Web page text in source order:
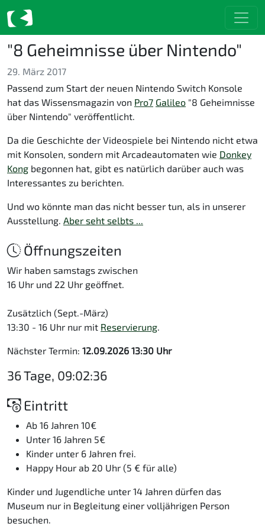
"8 Geheimnisse über Nintendo"
29. März 2017
Passend zum Start der neuen Nintendo Switch Konsole
hat das Wissensmagazin von Pro7 Galileo "8 Geheimnisse
über Nintendo" veröffentlicht.
Da die Geschichte der Videospiele bei Nintendo nicht etwa
mit Konsolen, sondern mit Arcadeautomaten wie Donkey
Kong begonnen hat, gibt es natürlich darüber auch was
Interessantes zu berichten.
Und wo könnte man das nicht besser tun, als in unserer
Ausstellung. Aber seht selbts ...
Öffnungszeiten
Wir haben samstags zwischen
16 Uhr und 22 Uhr geöffnet.
Zusätzlich (Sept.-März)
13:30 - 16 Uhr nur mit Reservierung.
Nächster Termin: 12.09.2026 13:30 Uhr
36 Tage, 09:02:36
Eintritt
Ab 16 Jahren 10€
Unter 16 Jahren 5€
Kinder unter 6 Jahren frei.
Happy Hour ab 20 Uhr (5 € für alle)
Kinder und Jugendliche unter 14 Jahren dürfen das
Museum nur in Begleitung einer volljährigen Person
besuchen.